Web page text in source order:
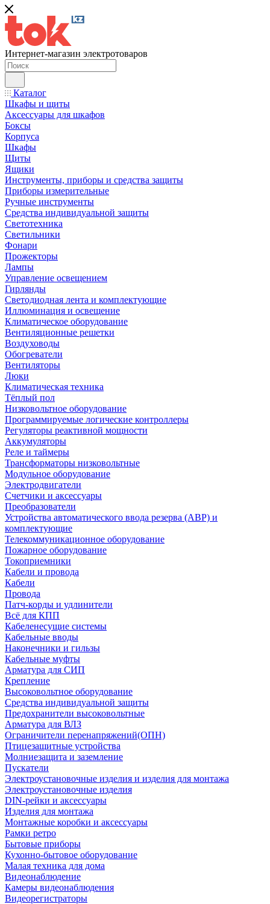
Интернет-магазин электротоваров
Каталог
Шкафы и щиты
Аксессуары для шкафов
Боксы
Корпуса
Шкафы
Щиты
Ящики
Инструменты, приборы и средства защиты
Приборы измерительные
Ручные инструменты
Средства индивидуальной защиты
Светотехника
Светильники
Фонари
Прожекторы
Лампы
Управление освещением
Гирлянды
Светодиодная лента и комплектующие
Иллюминация и освещение
Климатическое оборудование
Вентиляционные решетки
Воздуховоды
Обогреватели
Вентиляторы
Люки
Климатическая техника
Тёплый пол
Низковольтное оборудование
Программируемые логические контроллеры
Регуляторы реактивной мощности
Аккумуляторы
Реле и таймеры
Трансформаторы низковольтные
Модульное оборудование
Электродвигатели
Счетчики и аксессуары
Преобразователи
Устройства автоматического ввода резерва (АВР) и
комплектующие
Телекоммуникационное оборудование
Пожарное оборудование
Токоприемники
Кабели и провода
Кабели
Провода
Патч-корды и удлинители
Всё для КПП
Кабеленесущие системы
Кабельные вводы
Наконечники и гильзы
Кабельные муфты
Арматура для СИП
Крепление
Высоковольтное оборудование
Средства индивидуальной защиты
Предохранители высоковольтные
Арматура для ВЛЗ
Ограничители перенапряжений(ОПН)
Птицезащитные устройства
Молниезащита и заземление
Пускатели
Электроустановочные изделия и изделия для монтажа
Электроустановочные изделия
DIN-рейки и аксессуары
Изделия для монтажа
Монтажные коробки и аксессуары
Рамки ретро
Бытовые приборы
Кухонно-бытовое оборудование
Малая техника для дома
Видеонаблюдение
Камеры видеонаблюдения
Видеорегистраторы